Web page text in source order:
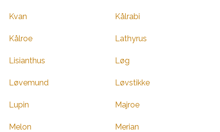
Kvan Kålrabi
Kålroe Lathyrus
Lisianthus Løg
Løvemund Løvstikke
Lupin Majroe
Melon Merian